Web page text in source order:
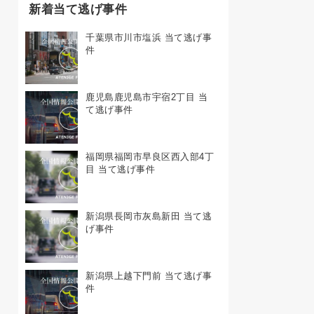
新着当て逃げ事件
千葉県市川市塩浜 当て逃げ事
件
鹿児島鹿児島市宇宿2丁目 当
て逃げ事件
福岡県福岡市早良区西入部4丁
目 当て逃げ事件
新潟県長岡市灰島新田 当て逃
げ事件
新潟県上越下門前 当て逃げ事
件